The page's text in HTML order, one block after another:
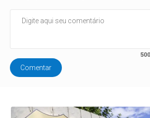
500
Comentar